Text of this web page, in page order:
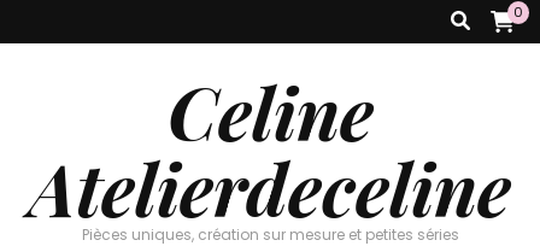
0
Celine
Atelierdeceline
Pièces uniques, création sur mesure et petites séries